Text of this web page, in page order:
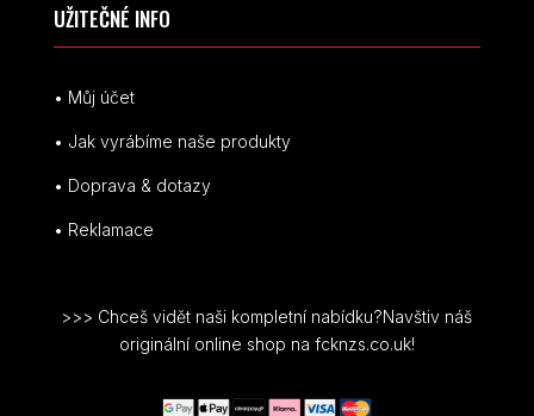
UŽITEČNÉ INFO
• Můj účet
• Jak vyrábíme naše produkty
• Doprava & dotazy
• Reklamace
>>> Chceš vidět naši kompletní nabídku?Navštiv náš
originální online shop na fcknzs.co.uk!